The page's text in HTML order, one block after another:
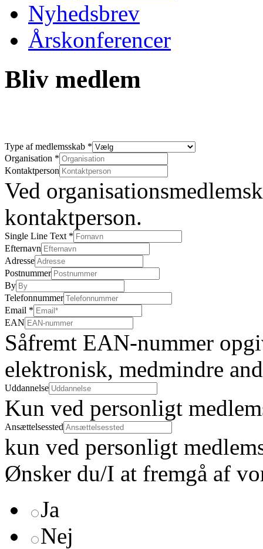
Nyhedsbrev
Årskonferencer
Bliv medlem
Type af medlemsskab *
Organisation *
Kontaktperson
Ved
kontaktperson.
Single Line Text *
Efternavn
Adresse
Postnummer
By
Telefonnummer
Email *
EAN
Såfremt EAN-nummer
elektronisk, medmindre
Uddannelse
Kun ved personligt
Ansættelsessted
kun ved personligt
Ønsker du/I at fremgå af
Ja
Nej